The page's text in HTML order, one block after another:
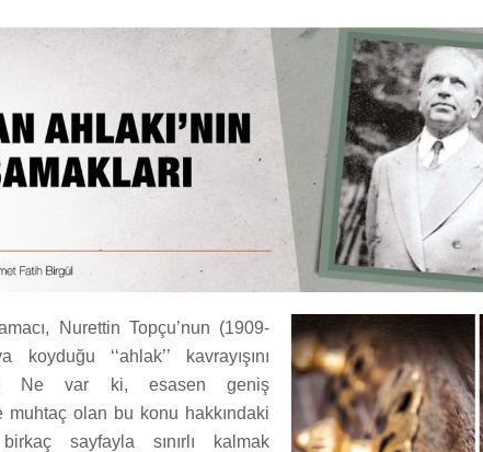
Nurettin Topçu’nun (1909-
koyduğu ‘‘ahlak’’ kavrayışını
Ne var ki, esasen geniş
muhtaç olan bu konu hakkındaki
sayfayla sınırlı kalmak